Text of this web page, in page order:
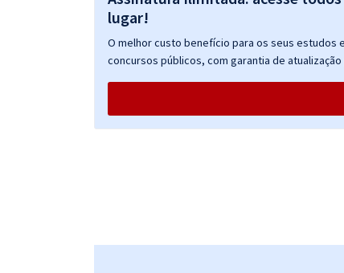
lugar!
O melhor custo benefício para os seus estudos
concursos públicos, com garantia de